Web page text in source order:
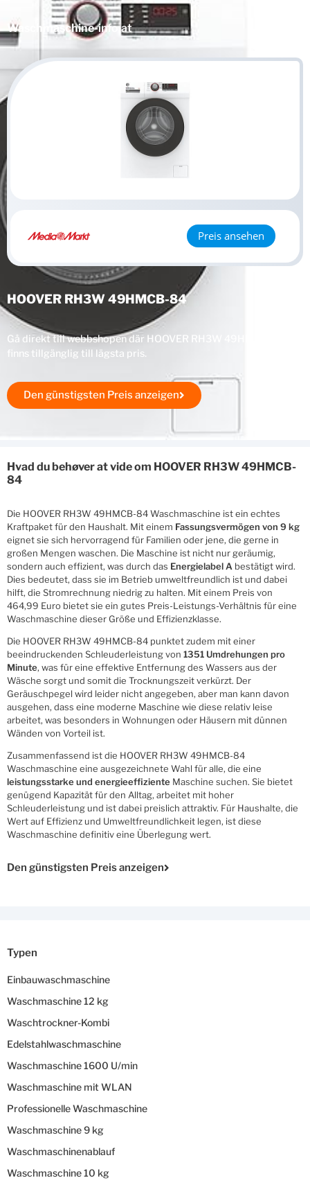
Waschmaschine-info.at
HOOVER RH3W 49HMCB-84
Gå direkt till webbshopen där HOOVER RH3W 49HMCB-84
finns tillgänglig till lägsta pris.
Den günstigsten Preis anzeigen
Preis ansehen
Hvad du behøver at vide om HOOVER RH3W 49HMCB-
84
Die HOOVER RH3W 49HMCB-84 Waschmaschine ist ein echtes
Kraftpaket für den Haushalt. Mit einem Fassungsvermögen von 9 kg
eignet sie sich hervorragend für Familien oder jene, die gerne in
großen Mengen waschen. Die Maschine ist nicht nur geräumig,
sondern auch effizient, was durch das Energielabel A bestätigt wird.
Dies bedeutet, dass sie im Betrieb umweltfreundlich ist und dabei
hilft, die Stromrechnung niedrig zu halten. Mit einem Preis von
464,99 Euro bietet sie ein gutes Preis-Leistungs-Verhältnis für eine
Waschmaschine dieser Größe und Effizienzklasse.
Die HOOVER RH3W 49HMCB-84 punktet zudem mit einer
beeindruckenden Schleuderleistung von 1351 Umdrehungen pro
Minute, was für eine effektive Entfernung des Wassers aus der
Wäsche sorgt und somit die Trocknungszeit verkürzt. Der
Geräuschpegel wird leider nicht angegeben, aber man kann davon
ausgehen, dass eine moderne Maschine wie diese relativ leise
arbeitet, was besonders in Wohnungen oder Häusern mit dünnen
Wänden von Vorteil ist.
Zusammenfassend ist die HOOVER RH3W 49HMCB-84
Waschmaschine eine ausgezeichnete Wahl für alle, die eine
leistungsstarke und energieeffiziente Maschine suchen. Sie bietet
genügend Kapazität für den Alltag, arbeitet mit hoher
Schleuderleistung und ist dabei preislich attraktiv. Für Haushalte, die
Wert auf Effizienz und Umweltfreundlichkeit legen, ist diese
Waschmaschine definitiv eine Überlegung wert.
Den günstigsten Preis anzeigen
Typen
Einbauwaschmaschine
Waschmaschine 12 kg
Waschtrockner-Kombi
Edelstahlwaschmaschine
Waschmaschine 1600 U/min
Waschmaschine mit WLAN
Professionelle Waschmaschine
Waschmaschine 9 kg
Waschmaschinenablauf
Waschmaschine 10 kg